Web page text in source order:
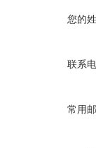
您的
联系
常用